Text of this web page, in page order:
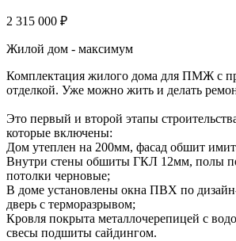
2 315 000 ₽
Жилой дом - максимум
Комплектация жилого дома для ПМЖ с
отделкой. Уже можно жить и делать
Это первый и второй этапы
которые включены:
Дом утеплен на 200мм, фасад обшит
Внутри стены обшиты ГКЛ 12мм, полы
потолки черновые;
В доме установлены окна ПВХ по
дверь с терморазрывом;
Кровля покрыта металлочерепицей с
свесы подшиты сайдингом.